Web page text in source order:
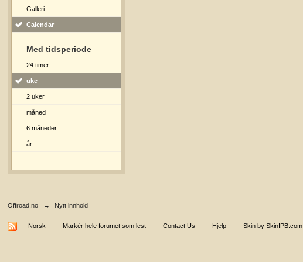
Galleri
Calendar
Med tidsperiode
24 timer
uke
2 uker
måned
6 måneder
år
Offroad.no → Nytt innhold
Norsk Markér hele forumet som lest Contact Us Hjelp Skin by SkinIPB.com